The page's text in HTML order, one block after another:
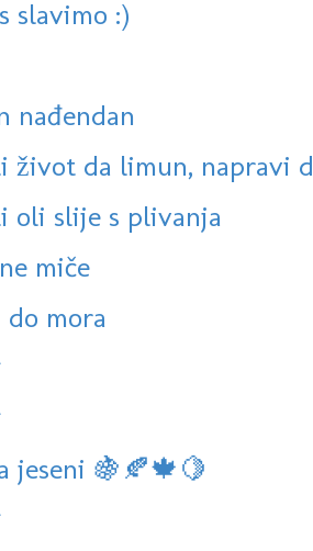
slavimo :)
nađendan
život da limun, napravi
oli slije s plivanja
miče
do mora
jeseni 🍇🍂🍁🍋